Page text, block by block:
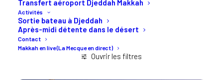
Transfert aéroport Djeddah Makkah
Activités
Sortie bateau à Djeddah
Après-midi détente dans le désert
Contact
Makkah en live (La Mecque en direct)
Ouvrir les filtres